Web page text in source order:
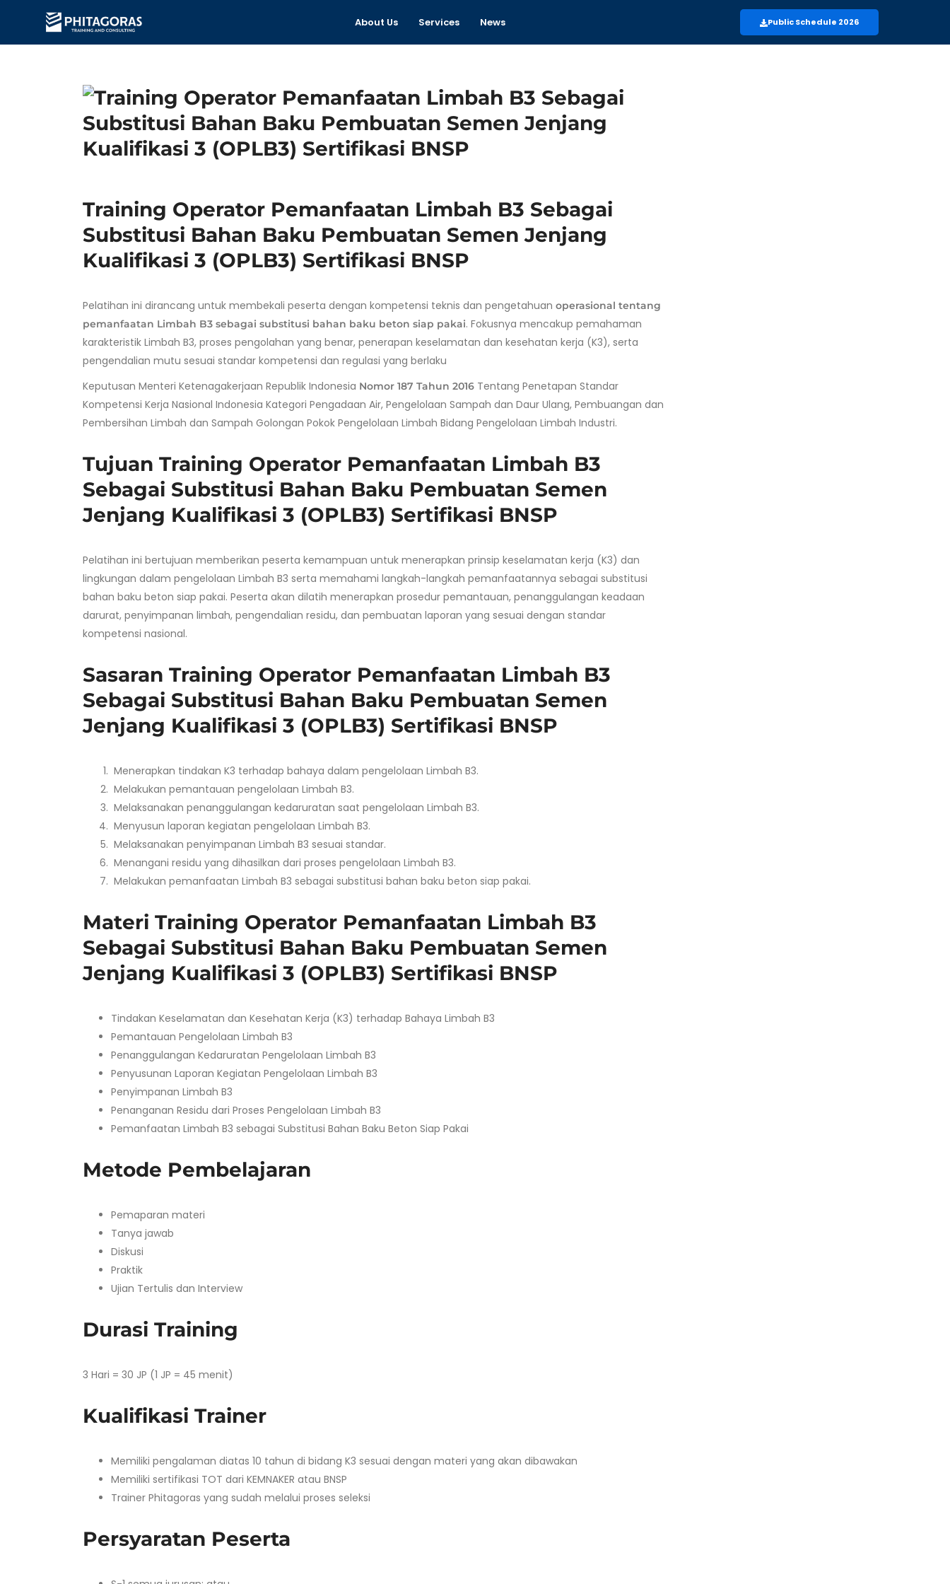
About Us Services News Public Schedule 2026
Training Operator Pemanfaatan Limbah B3 Sebagai
Substitusi Bahan Baku Pembuatan Semen Jenjang
Kualifikasi 3 (OPLB3) Sertifikasi BNSP
Pelatihan ini dirancang untuk membekali peserta dengan kompetensi teknis dan pengetahuan operasional tentang
pemanfaatan Limbah B3 sebagai substitusi bahan baku beton siap pakai. Fokusnya mencakup pemahaman
karakteristik Limbah B3, proses pengolahan yang benar, penerapan keselamatan dan kesehatan kerja (K3), serta
pengendalian mutu sesuai standar kompetensi dan regulasi yang berlaku
Keputusan Menteri Ketenagakerjaan Republik Indonesia Nomor 187 Tahun 2016 Tentang Penetapan Standar
Kompetensi Kerja Nasional Indonesia Kategori Pengadaan Air, Pengelolaan Sampah dan Daur Ulang, Pembuangan dan
Pembersihan Limbah dan Sampah Golongan Pokok Pengelolaan Limbah Bidang Pengelolaan Limbah Industri.
Tujuan Training Operator Pemanfaatan Limbah B3
Sebagai Substitusi Bahan Baku Pembuatan Semen
Jenjang Kualifikasi 3 (OPLB3) Sertifikasi BNSP
Pelatihan ini bertujuan memberikan peserta kemampuan untuk menerapkan prinsip keselamatan kerja (K3) dan
lingkungan dalam pengelolaan Limbah B3 serta memahami langkah-langkah pemanfaatannya sebagai substitusi
bahan baku beton siap pakai. Peserta akan dilatih menerapkan prosedur pemantauan, penanggulangan keadaan
darurat, penyimpanan limbah, pengendalian residu, dan pembuatan laporan yang sesuai dengan standar
kompetensi nasional.
Sasaran Training Operator Pemanfaatan Limbah B3
Sebagai Substitusi Bahan Baku Pembuatan Semen
Jenjang Kualifikasi 3 (OPLB3) Sertifikasi BNSP
Menerapkan tindakan K3 terhadap bahaya dalam pengelolaan Limbah B3.
Melakukan pemantauan pengelolaan Limbah B3.
Melaksanakan penanggulangan kedaruratan saat pengelolaan Limbah B3.
Menyusun laporan kegiatan pengelolaan Limbah B3.
Melaksanakan penyimpanan Limbah B3 sesuai standar.
Menangani residu yang dihasilkan dari proses pengelolaan Limbah B3.
Melakukan pemanfaatan Limbah B3 sebagai substitusi bahan baku beton siap pakai.
Materi Training Operator Pemanfaatan Limbah B3
Sebagai Substitusi Bahan Baku Pembuatan Semen
Jenjang Kualifikasi 3 (OPLB3) Sertifikasi BNSP
Tindakan Keselamatan dan Kesehatan Kerja (K3) terhadap Bahaya Limbah B3
Pemantauan Pengelolaan Limbah B3
Penanggulangan Kedaruratan Pengelolaan Limbah B3
Penyusunan Laporan Kegiatan Pengelolaan Limbah B3
Penyimpanan Limbah B3
Penanganan Residu dari Proses Pengelolaan Limbah B3
Pemanfaatan Limbah B3 sebagai Substitusi Bahan Baku Beton Siap Pakai
Metode Pembelajaran
Pemaparan materi
Tanya jawab
Diskusi
Praktik
Ujian Tertulis dan Interview
Durasi Training
3 Hari = 30 JP (1 JP = 45 menit)
Kualifikasi Trainer
Memiliki pengalaman diatas 10 tahun di bidang K3 sesuai dengan materi yang akan dibawakan
Memiliki sertifikasi TOT dari KEMNAKER atau BNSP
Trainer Phitagoras yang sudah melalui proses seleksi
Persyaratan Peserta